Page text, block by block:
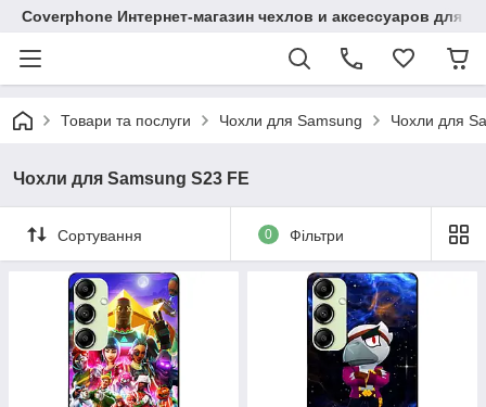
Coverphone Интернет-магазин чехлов и аксессуаров для
Товари та послуги Чохли для Samsung Чохли для
Чохли для Samsung S23 FE
Сортування 0 Фільтри